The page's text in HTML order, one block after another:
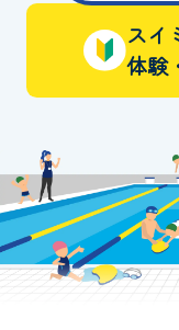
スイ
体験